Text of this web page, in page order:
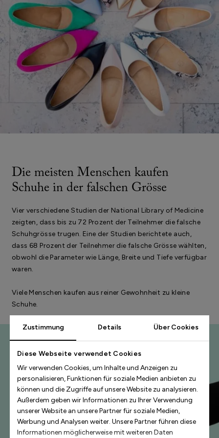
Zustimmung Details Über Cookies
Diese Webseite verwendet Cookies
Wir verwenden Cookies, um Inhalte und Anzeigen zu
personalisieren, Funktionen für soziale Medien anbieten zu
können und die Zugriffe auf unsere Website zu analysieren.
Außerdem geben wir Informationen zu Ihrer Verwendung
unserer Website an unsere Partner für soziale Medien,
Werbung und Analysen weiter. Unsere Partner führen diese
Informationen möglicherweise mit weiteren Daten
Die meisten Menschen kaufen
Schuhe in der falschen Grösse
Vier verschiedene Studien der National Library of Medicine
zeigten, dass bis zu 72 Prozent der Teilnehmer die falsche
Schuhgrösse trugen. Eine der Studien berichtete auch,
dass 68 Prozent der Teilnehmer die falsche Grösse wählten,
obwohl die Parameter wie Länge, Breite und Tiefe verfügbar
waren.
Viele Menschen kaufen aus reiner Gewohnheit zu kleine
Schuhe.